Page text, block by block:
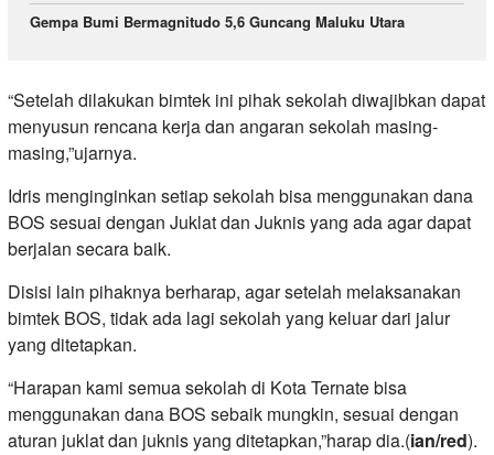
Gempa Bumi Bermagnitudo 5,6 Guncang Maluku Utara
“Setelah dilakukan bimtek ini pihak sekolah diwajibkan dapat
menyusun rencana kerja dan angaran sekolah masing-
masing,”ujarnya.
Idris menginginkan setiap sekolah bisa menggunakan dana
BOS sesuai dengan Juklat dan Juknis yang ada agar dapat
berjalan secara baik.
Disisi lain pihaknya berharap, agar setelah melaksanakan
bimtek BOS, tidak ada lagi sekolah yang keluar dari jalur
yang ditetapkan.
“Harapan kami semua sekolah di Kota Ternate bisa
menggunakan dana BOS sebaik mungkin, sesuai dengan
aturan juklat dan juknis yang ditetapkan,”harap dia.(ian/red).